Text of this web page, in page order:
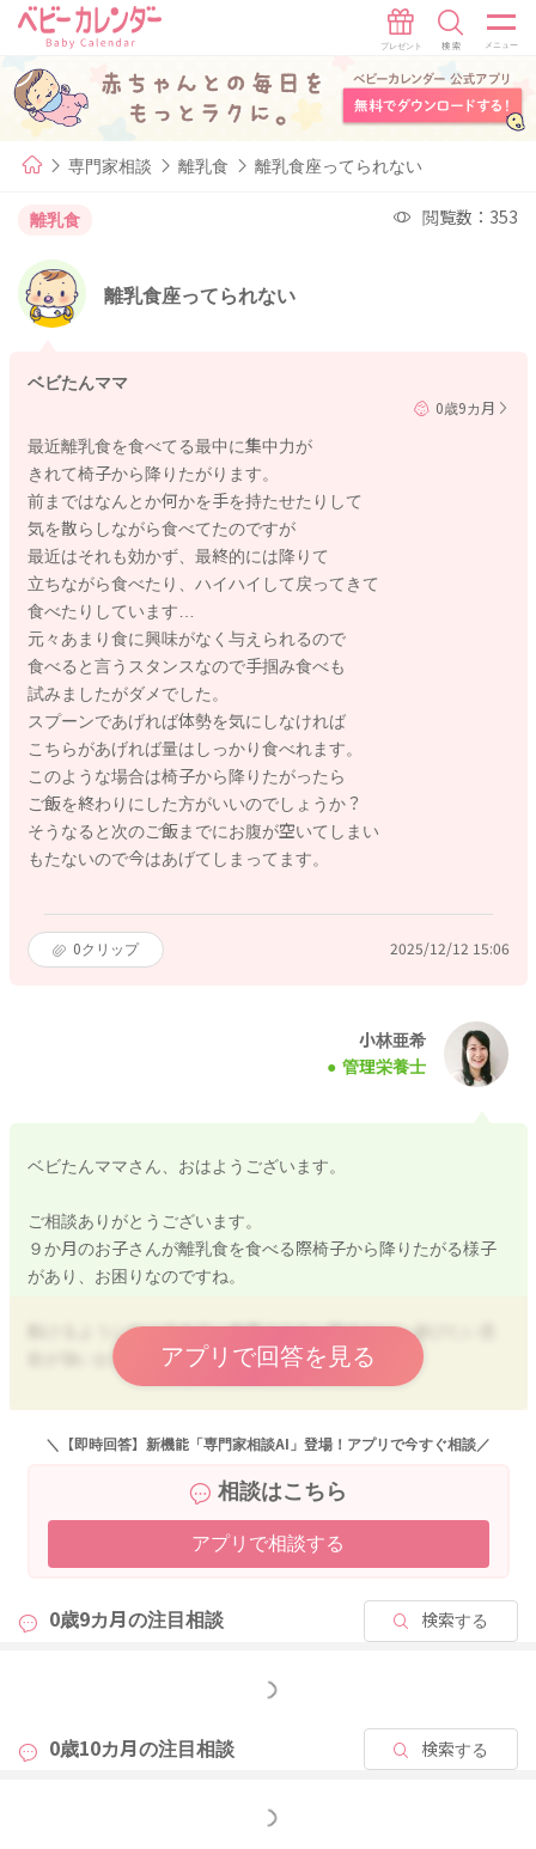
専門家相談 離乳食 離乳食座ってられない
離乳食 閲覧数：353
離乳食座ってられない
ベビたんママ
0歳9カ月
最近離乳食を食べてる最中に集中力が
きれて椅子から降りたがります。
前まではなんとか何かを手を持たせたりして
気を散らしながら食べてたのですが
最近はそれも効かず、最終的には降りて
立ちながら食べたり、ハイハイして戻ってきて
食べたりしています…
元々あまり食に興味がなく与えられるので
食べると言うスタンスなので手掴み食べも
試みましたがダメでした。
スプーンであげれば体勢を気にしなければ
こちらがあげれば量はしっかり食べれます。
このような場合は椅子から降りたがったら
ご飯を終わりにした方がいいのでしょうか？
そうなると次のご飯までにお腹が空いてしまい
もたないので今はあげてしまってます。
0クリップ 2025/12/12 15:06
小林亜希
管理栄養士
ベビたんママさん、おはようございます。
ご相談ありがとうございます。
９か月のお子さんが離乳食を食べる際椅子から降りたがる様子
があり、お困りなのですね。
動けるようになってきて、食事よりも、動きたい、遊びたい意
欲が強いお子さんなのかなと感じました。
何を優先事項として考えるかで、対応はご家庭で決めていただ
いてよいかと思いますよ。
→食事量確保することを最優先とする。
途中で立ち歩いたりしても、戻ってきて食べるのであれば〇と
戻ってきて、座って食べるは徹底すると、安心ですね。
→食後に授乳量を確保できていて、体重増加が順調であれば、
離乳食にかかる時間が長くなると、お互いに負担になりますの
２０～３０分で切り上げて、授乳する流れを作ってあげるとよ
アプリで回答を見る
＼【即時回答】新機能「専門家相談AI」登場！アプリで今すぐ相談／
相談はこちら
アプリで相談する
0歳9カ月の注目相談 検索する
もっと見る
0歳10カ月の注目相談 検索する
もっと見る